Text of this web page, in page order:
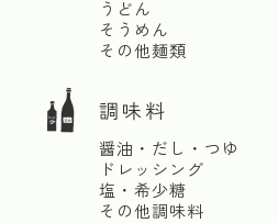
うどん
そうめん
その他麺類
調味料
醤油・だし・つゆ
ドレッシング
塩・希少糖
その他調味料